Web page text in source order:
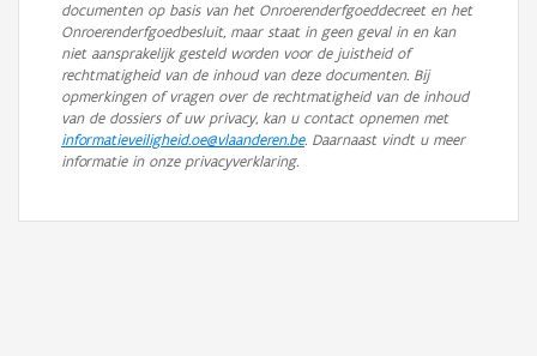
documenten op basis van het Onroerenderfgoeddecreet en het
Onroerenderfgoedbesluit, maar staat in geen geval in en kan
niet aansprakelijk gesteld worden voor de juistheid of
rechtmatigheid van de inhoud van deze documenten. Bij
opmerkingen of vragen over de rechtmatigheid van de inhoud
van de dossiers of uw privacy, kan u contact opnemen met
informatieveiligheid.oe@vlaanderen.be. Daarnaast vindt u meer
informatie in onze privacyverklaring.